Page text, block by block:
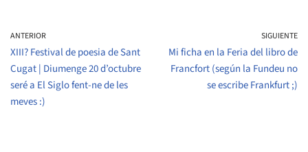
ANTERIOR
XIII? Festival de poesia de Sant
Cugat | Diumenge 20 d’octubre
seré a El Siglo fent-ne de les
meves :)
SIGUIENTE
Mi ficha en la Feria del libro de
Francfort (según la Fundeu no
se escribe Frankfurt ;)